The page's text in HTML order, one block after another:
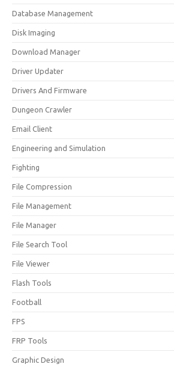
Database Management
Disk Imaging
Download Manager
Driver Updater
Drivers And Firmware
Dungeon Crawler
Email Client
Engineering and Simulation
Fighting
File Compression
File Management
File Manager
File Search Tool
File Viewer
Flash Tools
Football
FPS
FRP Tools
Graphic Design